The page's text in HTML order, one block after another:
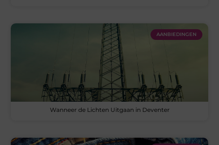
AANBIEDINGEN
Wanneer de Lichten Uitgaan in Deventer